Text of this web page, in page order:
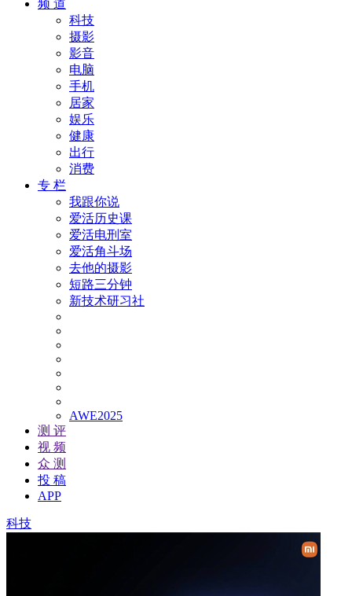
频 道
科技
摄影
影音
电脑
手机
居家
娱乐
健康
出行
消费
专 栏
我跟你说
爱活历史课
爱活电刑室
爱活角斗场
去他的摄影
短路三分钟
新技术研习社
AWE2025
测 评
视 频
众 测
投 稿
APP
科技